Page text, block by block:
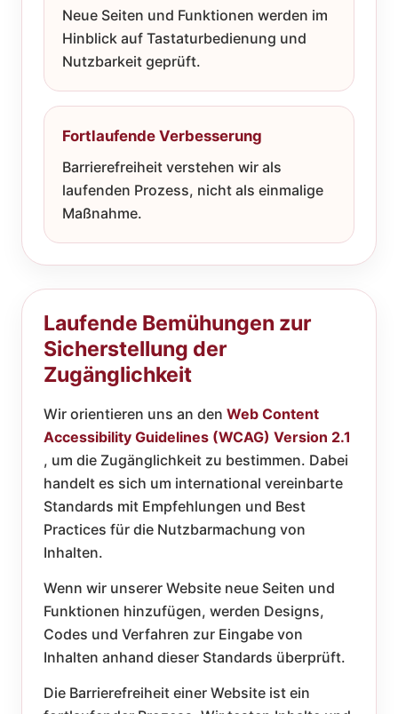
Neue Seiten und Funktionen werden im
Hinblick auf Tastaturbedienung und
Nutzbarkeit geprüft.
Fortlaufende Verbesserung
Barrierefreiheit verstehen wir als
laufenden Prozess, nicht als einmalige
Maßnahme.
Laufende Bemühungen zur
Sicherstellung der
Zugänglichkeit
Wir orientieren uns an den Web Content
Accessibility Guidelines (WCAG) Version 2.1
, um die Zugänglichkeit zu bestimmen. Dabei
handelt es sich um international vereinbarte
Standards mit Empfehlungen und Best
Practices für die Nutzbarmachung von
Inhalten.
Wenn wir unserer Website neue Seiten und
Funktionen hinzufügen, werden Designs,
Codes und Verfahren zur Eingabe von
Inhalten anhand dieser Standards überprüft.
Die Barrierefreiheit einer Website ist ein